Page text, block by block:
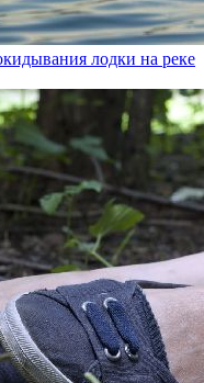
лодки на реке